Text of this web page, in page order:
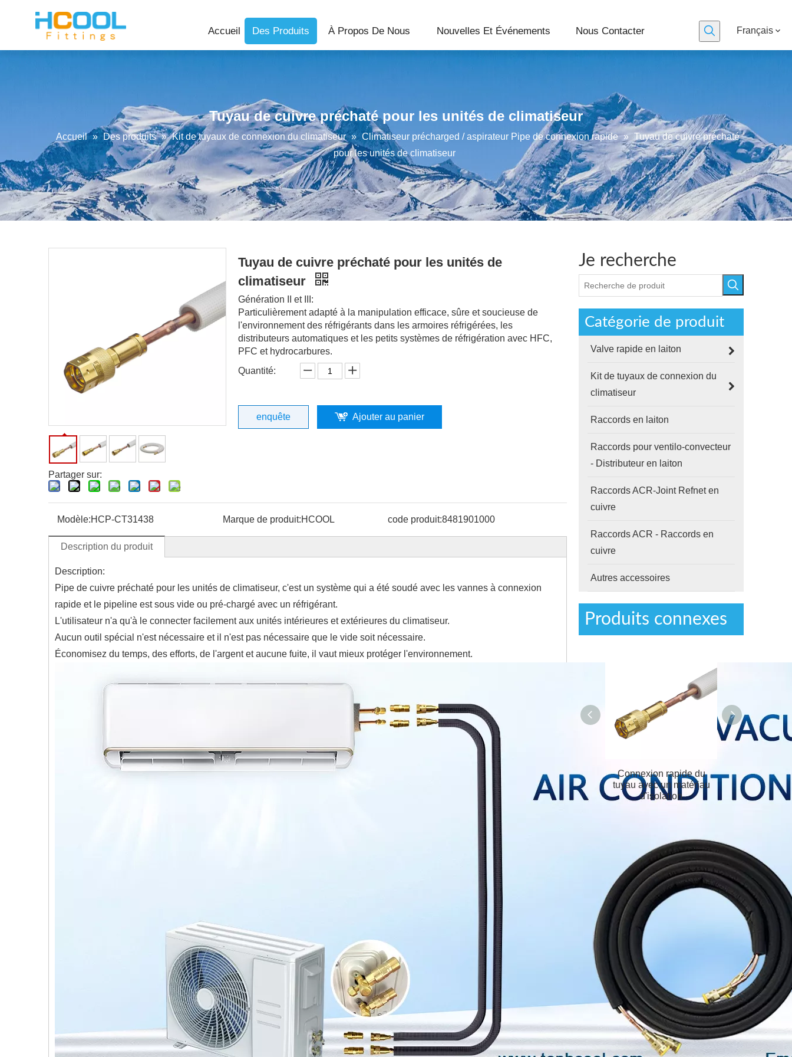
Accueil Des Produits À Propos De Nous Nouvelles Et Événements Nous Contacter Français
Tuyau de cuivre préchaté pour les unités de climatiseur
Accueil » Des produits » Kit de tuyaux de connexion du climatiseur » Climatiseur précharged / aspirateur Pipe de connexion rapide » Tuyau de cuivre préchaté
pour les unités de climatiseur
Partager sur:
Tuyau de cuivre préchaté pour les unités de
climatiseur
Génération II et III:
Particulièrement adapté à la manipulation efficace, sûre et soucieuse de
l'environnement des réfrigérants dans les armoires réfrigérées, les
distributeurs automatiques et les petits systèmes de réfrigération avec HFC,
PFC et hydrocarbures.
Quantité:
enquête Ajouter au panier
Modèle:HCP-CT31438 Marque de produit:HCOOL code produit:8481901000
Description du produit
Description:
Pipe de cuivre préchaté pour les unités de climatiseur, c'est un système qui a été soudé avec les vannes à connexion
rapide et le pipeline est sous vide ou pré-chargé avec un réfrigérant.
L'utilisateur n'a qu'à le connecter facilement aux unités intérieures et extérieures du climatiseur.
Aucun outil spécial n'est nécessaire et il n'est pas nécessaire que le vide soit nécessaire.
Économisez du temps, des efforts, de l'argent et aucune fuite, il vaut mieux protéger l'environnement.
Je recherche
Catégorie de produit
Valve rapide en laiton
Kit de tuyaux de connexion du
climatiseur
Raccords en laiton
Raccords pour ventilo-convecteur
- Distributeur en laiton
Raccords ACR-Joint Refnet en
cuivre
Raccords ACR - Raccords en
cuivre
Autres accessoires
Produits connexes
tuyau en cuivre d'isolation
avec une valve rapide
Connexion rapide du
tuyau avec un matériau
d'isolation